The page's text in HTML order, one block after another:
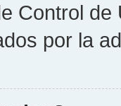
Control
por la